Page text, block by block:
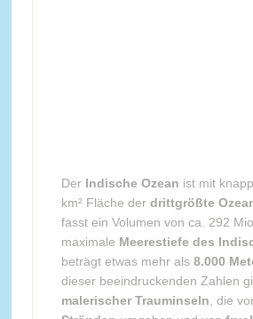
Der Indische Ozean ist mit
km² Fläche der drittgrößte
fasst ein Volumen von ca. 292
maximale Meerestiefe des
beträgt etwas mehr als 8.000
dieser beeindruckenden Zahlen
malerischer Trauminseln , die